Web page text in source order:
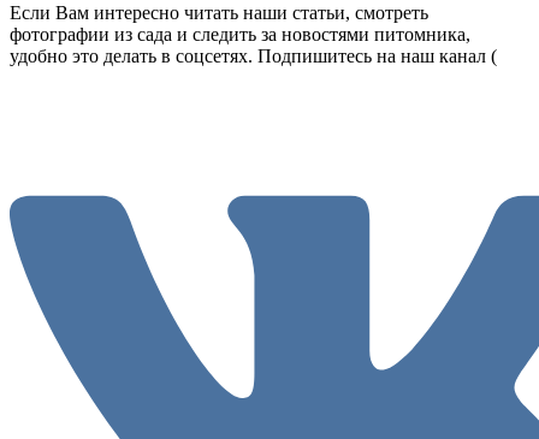
Если Вам интересно читать наши статьи, смотреть
фотографии из сада и следить за новостями питомника,
удобно это делать в соцсетях. Подпишитесь на наш канал (